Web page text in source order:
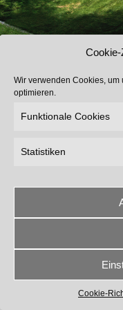
Wir verwenden Cookies,
optimieren.
Funktionale Cookies
Statistiken
Cookie-
The contents of this page are